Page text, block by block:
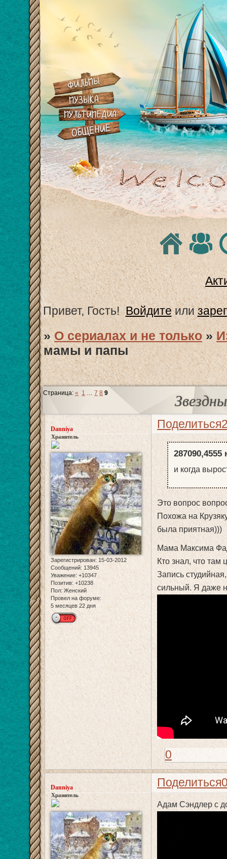
Привет, Гость! Войдитеили
»О сериалах и не только »
мамы и папы
Страница:« 1 … 7 8 9
Поделиться
Danniya
Хранитель
Зарегистрирован: 15-03-2012
Сообщений: 13945
Уважение: +10347
Позитив: +10238
Пол: Женский
Провел на форуме:
5 месяцев 22 дня
287090,4555
и когда
Это вопрос
Похожа на
была приятная)))
Мама Максима
Кто знал, что там
Запись
сильный. Я даже
0
Поделиться
Danniya
Хранитель
Адам Сэндлер с